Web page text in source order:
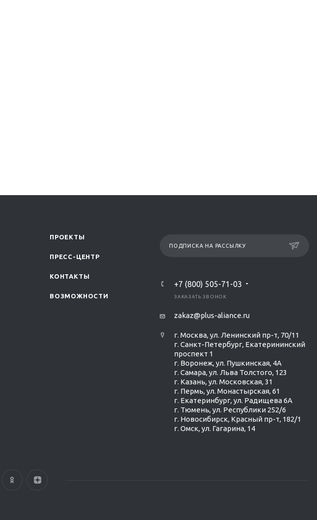
ПРОЕКТЫ
ПРЕСС-ЦЕНТР
КОНТАКТЫ
ВОЗМОЖНОСТИ
ПОДПИСКА НА РАССЫЛКУ
+7 (800) 505-71-03
ЗАКАЗАТЬ ЗВОНОК
zakaz@plus-aliance.ru
г. Москва, ул. Ленинский пр-т, 70/11
г. Санкт-Петербург, Екатерининский
проспект 1
г. Воронеж, ул. Пушкинская, 4А
г. Самара, ул. Льва Толстого, 123
г. Казань, ул. Московская, 31
г. Пермь, ул. Монастырская, 61
г. Екатеринбург, ул. Радищева 6А
г. Тюмень, ул. Республики 252/6
г. Новосибирск, Красный пр-т, 182/1
г. Омск, ул. ​Гагарина, 14